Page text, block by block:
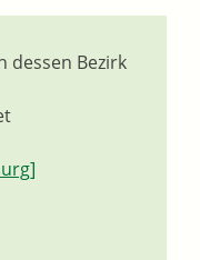
dessen Bezirk